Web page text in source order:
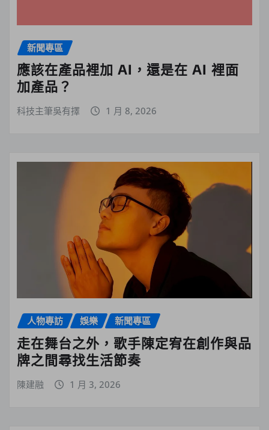
新聞專區
應該在產品裡加 AI，還是在 AI 裡面
加產品？
科技主筆吳有擇 1 月 8, 2026
人物專訪 娛樂 新聞專區
走在舞台之外，歌手陳定宥在創作與品
牌之間尋找生活節奏
陳建融 1 月 3, 2026